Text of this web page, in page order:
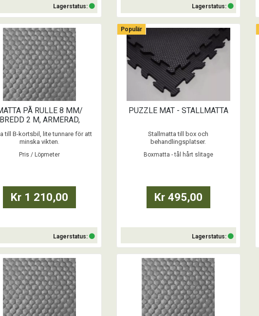
Lagerstatus:
Köp
Lagerstatus:
Läs mer
PÅ RULLE 8 MM/
BREDD 2 M, ARMERAD,
till B-kortsbil, lite tunnare för att
minska vikten.
Pris / Löpmeter
Pris / Löpmeter
Kr 1 210,00
Lagerstatus:
Läs mer
Populär
PUZZLE MAT - STALLMATTA
Stallmatta till box och
behandlingsplatser.
Boxmatta - tål hårt slitage
Kr 495,00
Lagerstatus:
Köp